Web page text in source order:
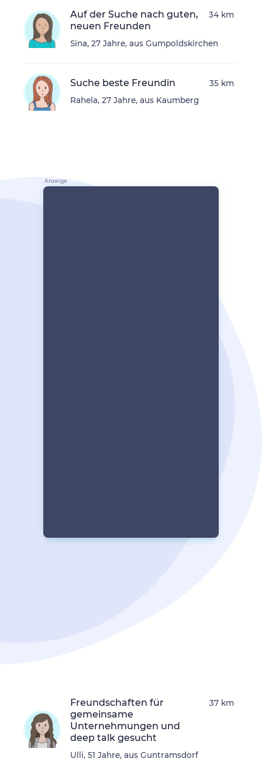
Auf der Suche nach guten,
neuen Freunden
Sina, 27 Jahre, aus Gumpoldskirchen
34 km
Suche beste Freundin
Rahela, 27 Jahre, aus Kaumberg
35 km
Freundschaften für
gemeinsame
Unternehmungen und
deep talk gesucht
Ulli, 51 Jahre, aus Guntramsdorf
37 km